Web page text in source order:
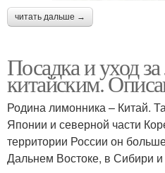
читать дальше →
Посадка и уход
китайским.
Родина лимонника – Китай.
Японии и северной части
территории России он
Дальнем Востоке, в Сибири и